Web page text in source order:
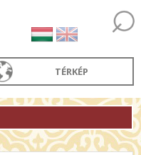
TÉRKÉP